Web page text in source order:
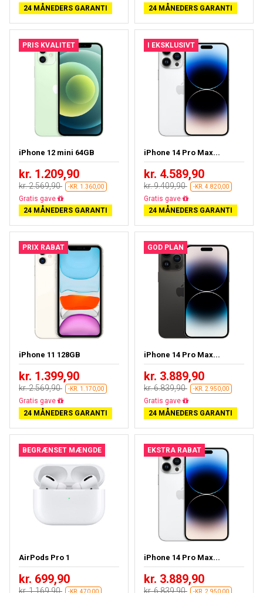
24 MÅNEDERS GARANTI
24 MÅNEDERS GARANTI
PRIS KVALITET
iPhone 12 mini 64GB
kr. 1.209,90
kr. 2.569,90 -KR. 1.360,00
Gratis fragt
24 MÅNEDERS GARANTI
I EKSKLUSIVT
iPhone 14 Pro Max...
kr. 4.589,90
kr. 9.409,90 -KR. 4.820,00
Gratis fragt
24 MÅNEDERS GARANTI
PRIX RABAT
iPhone 11 128GB
kr. 1.399,90
kr. 2.569,90 -KR. 1.170,00
Gratis fragt
24 MÅNEDERS GARANTI
GOD PLAN
iPhone 14 Pro Max...
kr. 3.889,90
kr. 6.839,90 -KR. 2.950,00
Gratis fragt
24 MÅNEDERS GARANTI
BEGRÆNSET MÆNGDE
AirPods Pro 1
kr. 699,90
kr. 1.169,90 -KR. 470,00
EKSTRA RABAT
iPhone 14 Pro Max...
kr. 3.889,90
kr. 6.839,90 -KR. 2.950,00